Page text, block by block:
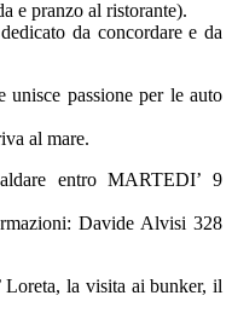
e pranzo al ristorante).
da concordare e da
passione per le auto
al mare.
entro MARTEDI’ 9
Davide Alvisi 328
Loreta, la visita ai bunker, il